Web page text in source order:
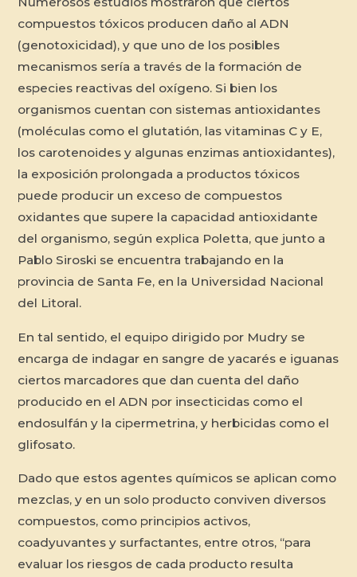
compuestos tóxicos producen daño al ADN
(genotoxicidad), y que uno de los posibles
mecanismos sería a través de la formación de
especies reactivas del oxígeno. Si bien los
organismos cuentan con sistemas antioxidantes
(moléculas como el glutatión, las vitaminas C y E,
los carotenoides y algunas enzimas antioxidantes),
la exposición prolongada a productos tóxicos
puede producir un exceso de compuestos
oxidantes que supere la capacidad antioxidante
del organismo, según explica Poletta, que junto a
Pablo Siroski se encuentra trabajando en la
provincia de Santa Fe, en la Universidad Nacional
del Litoral.
En tal sentido, el equipo dirigido por Mudry se
encarga de indagar en sangre de yacarés e iguanas
ciertos marcadores que dan cuenta del daño
producido en el ADN por insecticidas como el
endosulfán y la cipermetrina, y herbicidas como el
glifosato.
Dado que estos agentes químicos se aplican como
mezclas, y en un solo producto conviven diversos
compuestos, como principios activos,
coadyuvantes y surfactantes, entre otros, “para
evaluar los riesgos de cada producto resulta